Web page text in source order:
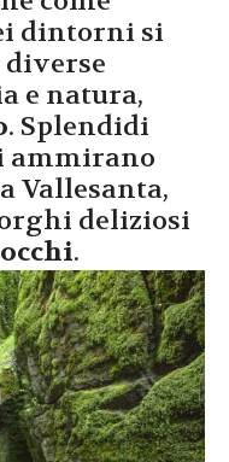
dintorni si
e natura,
. Splendidi
ammirano
Vallesanta,
deliziosi
.